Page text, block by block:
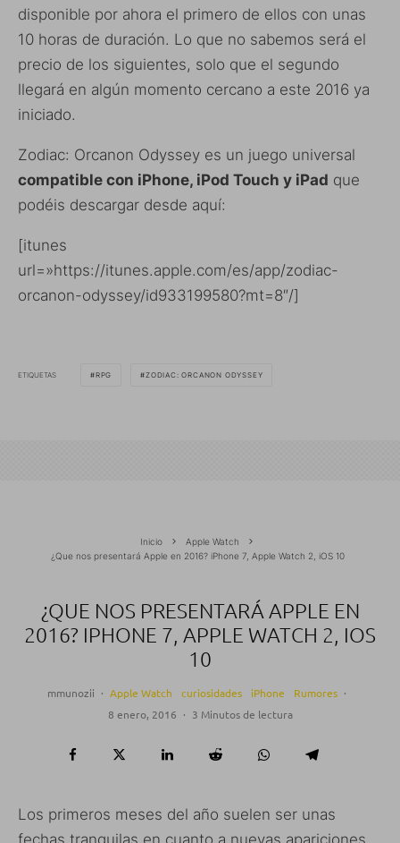
disponible por ahora el primero de ellos con unas
10 horas de duración. Lo que no sabemos será el
precio de los siguientes, solo que el segundo
llegará en algún momento cercano a este 2016 ya
iniciado.
Zodiac: Orcanon Odyssey es un juego universal
compatible con iPhone, iPod Touch y iPad que
podéis descargar desde aquí:
[itunes
url=»https://itunes.apple.com/es/app/zodiac-
orcanon-odyssey/id933199580?mt=8″/]
ETIQUETAS RPG ZODIAC: ORCANON ODYSSEY
Inicio
Apple Watch
¿Que nos presentará Apple en 2016? iPhone 7, Apple Watch 2, iOS 10
¿QUE NOS PRESENTARÁ APPLE EN
2016? IPHONE 7, APPLE WATCH 2, IOS
10
mmunozii · Apple Watch curiosidades iPhone Rumores ·
8 enero, 2016 · 3 Minutos de lectura
Los primeros meses del año suelen ser unas